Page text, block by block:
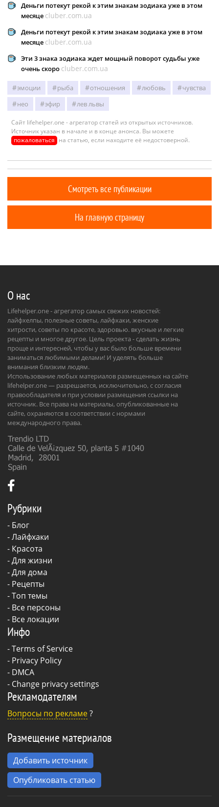
Деньги потекут рекой к этим знакам зодиака уже в этом
месяце cluber.com.ua
Деньги потекут рекой к этим знакам зодиака уже в этом
месяце cluber.com.ua
Эти 3 знака зодиака ждет мощный поворот судьбы уже
очень скоро cluber.com.ua
эмоции рыба отношения любовь
чувства
нео
эфир лев львы
Сайт lifehelper.one - агрегатор статей из открытых источников.
Источник указан в начале и в конце анонса. Вы можете
пожаловаться на статью, если находите её недостоверной.
Смотреть все публикации
На главную страницу
О нас
Lifehelper.one - агрегатор самых свежих новостей:
лайфхелпы, полезные советы, лайфхаки, женские
хитрости, советы по красоте, здоровью. вкусные и легкие
рецепты и многое другое. Цель проекта - сделать жизнь
проще и интересней, чтобы у вас было больше времени
заниматься любимыми делами! И уделять больше
внимания близким людям.
Использование любых материалов размещенных на сайте
lifehelper.one — разрешается, исключительно, с согласия
правообладателя и при условии размещения ссылки на
источник. Все права на материалы, опубликованные на
сайте, охраняются в соответствии с нормами
международного права.
Рубрики
- Блог
-Лайфхаки
- Красота
-Для жизни
-Для дома
- Рецепты
- Топ темы
- Все персоны
- Все локации
Инфо
-Terms of Service
- Privacy Policy
- DMCA
- Change privacy settings
Рекламодателям
Вопросы по рекламе?
Размещение материалов
Добавить источник
Опубликовать статью